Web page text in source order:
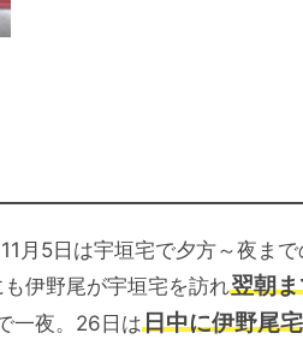
月5日は宇垣宅で夕方～夜まで
伊野尾が宇垣宅を訪れ翌朝
一夜。26日は日中に伊野尾